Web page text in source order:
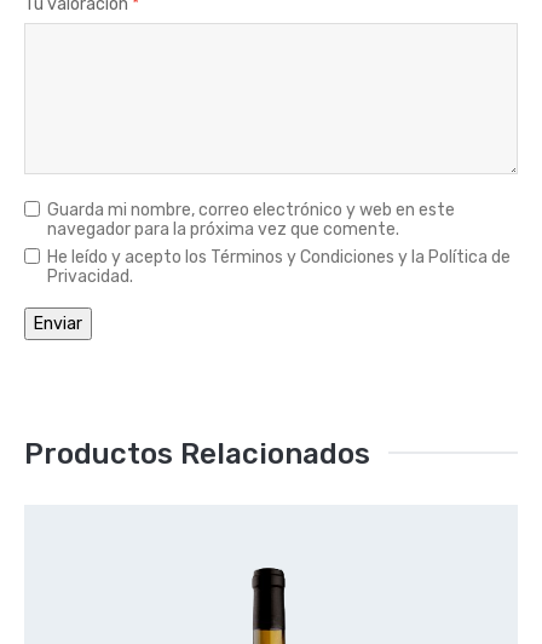
Guarda mi nombre, correo electrónico y web en este
navegador para la próxima vez que comente.
He leído y acepto los Términos y Condiciones y la Política de
Privacidad.
Productos Relacionados